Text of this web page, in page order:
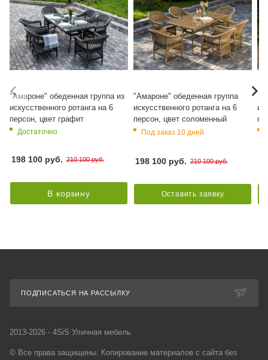
"Амароне" обеденная группа из
искусственного ротанга на 6
персон, цвет графит
Достаточно
198 100 руб. 210 100 руб.
В корзину
"Амароне" обеденная группа из
искусственного ротанга на 6
персон, цвет соломенный
Под заказ 10 дней
198 100 руб. 210 100 руб.
Оставить заявку
ПОДПИСАТЬСЯ НА РАССЫЛКУ
2013-2026 - 4SiS Уличная мебель
© Все права защищены. Копирование материалов с сайта без